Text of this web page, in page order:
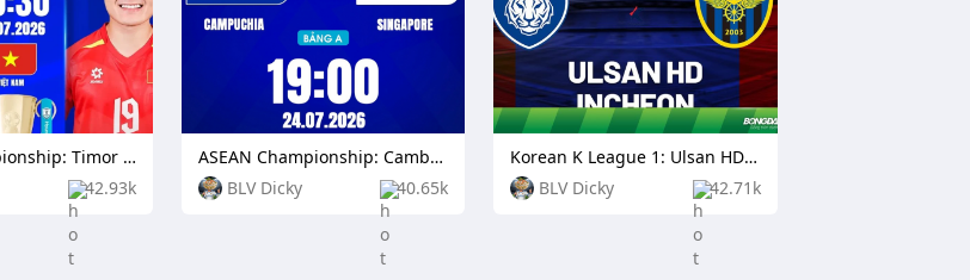
42.93k
ASEAN Championship: Timor Leste vs Vietnam
BLV Dicky 40.65k
ASEAN Championship: Cambodia vs Singapore
BLV Dicky 42.71k
Korean K League 1: Ulsan HD FC vs Incheon United